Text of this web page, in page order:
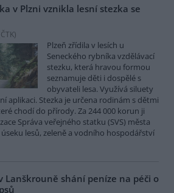
v Plzni vznikla lesní stezka se
ČTK)
Plzeň zřídila v lesích u
Seneckého rybníka vzdělávací
stezku, která hravou formou
seznamuje děti i dospělé s
obyvateli lesa. Využívá siluety
aplikaci. Stezka je určena rodinám s dětmi
chodí do přírody. Za 244 000 korun ji
Správa veřejného statku (SVS) města
úseku lesů, zeleně a vodního hospodářství
Lanškrouně shání peníze na péči o